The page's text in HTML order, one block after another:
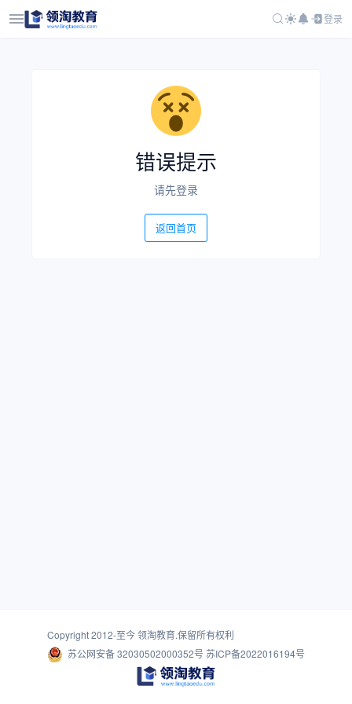
登录
错误提示
请先登录
返回首页
Copyright 2012-至今领淘教育.保留所有权利
苏公网安备 32030502000352号 苏ICP备2022016194号